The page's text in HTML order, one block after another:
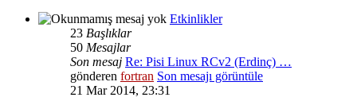
Etkinlikler
23 Başlıklar
50 Mesajlar
Son mesaj Re: Pisi Linux RCv2 (Erdinç) …
gönderen fortran Son mesajı görüntüle
21 Mar 2014, 23:31